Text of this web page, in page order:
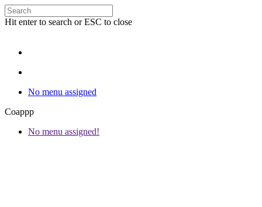
Hit enter to search or ESC to close
No menu assigned
Coappp
No menu assigned!